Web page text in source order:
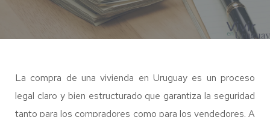
La compra de una vivienda en Uruguay es un proceso
legal claro y bien estructurado que garantiza la seguridad
tanto para los compradores como para los vendedores. A